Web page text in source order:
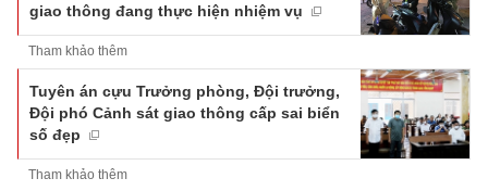
giao thông đang thực hiện nhiệm vụ
Tham khảo thêm
Tuyên án cựu Trưởng phòng, Đội trưởng,
Đội phó Cảnh sát giao thông cấp sai biển
số đẹp
Tham khảo thêm